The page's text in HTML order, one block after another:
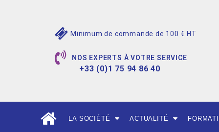
Minimum de commande de 100 € HT
NOS EXPERTS À VOTRE SERVICE
+33 (0)1 75 94 86 40
LA SOCIÉTÉ ACTUALITÉ